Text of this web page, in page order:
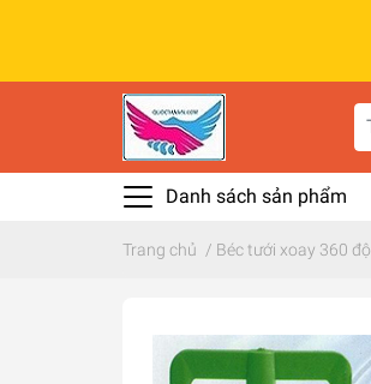
Danh sách sản phẩm
Trang chủ / Béc tưới xoay 360 độ